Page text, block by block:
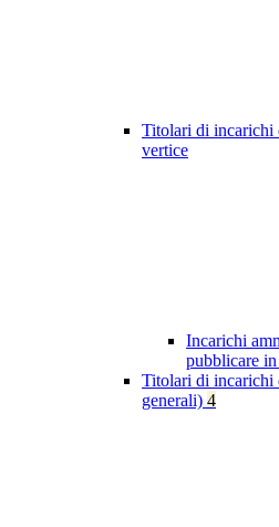
Titolari di incarichi
vertice
Incarichi
pubblicare
Titolari di incarichi
generali) 4